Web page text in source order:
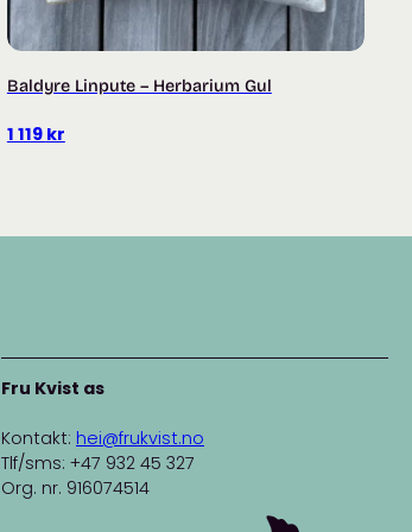
Baldyre Linpute – Herbarium Gul
1 119 kr
Fru Kvist as
Kontakt: hei@frukvist.no
Tlf/sms: +47 932 45 327
Org. nr. 916074514